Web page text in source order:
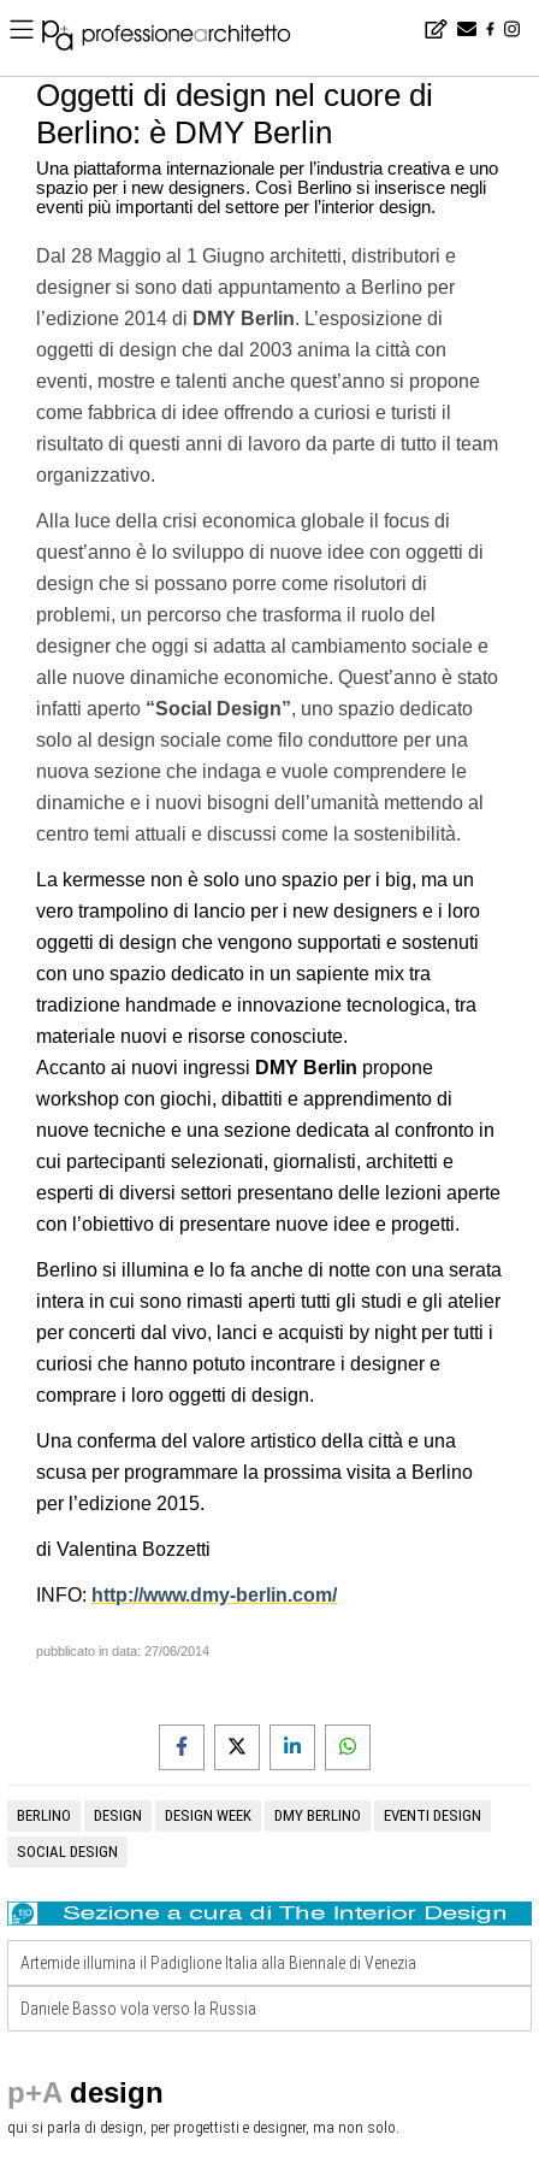
Home ▪ design ▪ eventi ▪ Oggetti di design nel cuore di Berlino: è DMY Berlin
Oggetti di design nel cuore di
Berlino: è DMY Berlin
Una piattaforma internazionale per l’industria creativa e uno
spazio per i new designers. Così Berlino si inserisce negli
eventi più importanti del settore per l’interior design.
Dal 28 Maggio al 1 Giugno architetti, distributori e
designer si sono dati appuntamento a Berlino per
l’edizione 2014 di DMY Berlin. L’esposizione di
oggetti di design che dal 2003 anima la città con
eventi, mostre e talenti anche quest’anno si propone
come fabbrica di idee offrendo a curiosi e turisti il
risultato di questi anni di lavoro da parte di tutto il team
organizzativo.
Alla luce della crisi economica globale il focus di
quest’anno è lo sviluppo di nuove idee con oggetti di
design che si possano porre come risolutori di
problemi, un percorso che trasforma il ruolo del
designer che oggi si adatta al cambiamento sociale e
alle nuove dinamiche economiche. Quest’anno è stato
infatti aperto “Social Design”, uno spazio dedicato
solo al design sociale come filo conduttore per una
nuova sezione che indaga e vuole comprendere le
dinamiche e i nuovi bisogni dell’umanità mettendo al
centro temi attuali e discussi come la sostenibilità.
La kermesse non è solo uno spazio per i big, ma un
vero trampolino di lancio per i new designers e i loro
oggetti di design che vengono supportati e sostenuti
con uno spazio dedicato in un sapiente mix tra
tradizione handmade e innovazione tecnologica, tra
materiale nuovi e risorse conosciute.
Accanto ai nuovi ingressi DMY Berlin propone
workshop con giochi, dibattiti e apprendimento di
nuove tecniche e una sezione dedicata al confronto in
cui partecipanti selezionati, giornalisti, architetti e
esperti di diversi settori presentano delle lezioni aperte
con l’obiettivo di presentare nuove idee e progetti.
Berlino si illumina e lo fa anche di notte con una serata
intera in cui sono rimasti aperti tutti gli studi e gli atelier
per concerti dal vivo, lanci e acquisti by night per tutti i
curiosi che hanno potuto incontrare i designer e
comprare i loro oggetti di design.
Una conferma del valore artistico della città e una
scusa per programmare la prossima visita a Berlino
per l’edizione 2015.
di Valentina Bozzetti
INFO: http://www.dmy-berlin.com/
pubblicato in data: 27/06/2014
BERLINO DESIGN DESIGN WEEK DMY BERLINO
EVENTI DESIGN
SOCIAL DESIGN
Artemide illumina il Padiglione Italia alla Biennale di Venezia
Daniele Basso vola verso la Russia
p+A design
qui si parla di design, per progettisti e designer, ma non solo.